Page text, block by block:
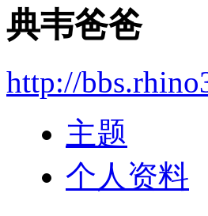
典韦爸爸
http://
主题
个人资料